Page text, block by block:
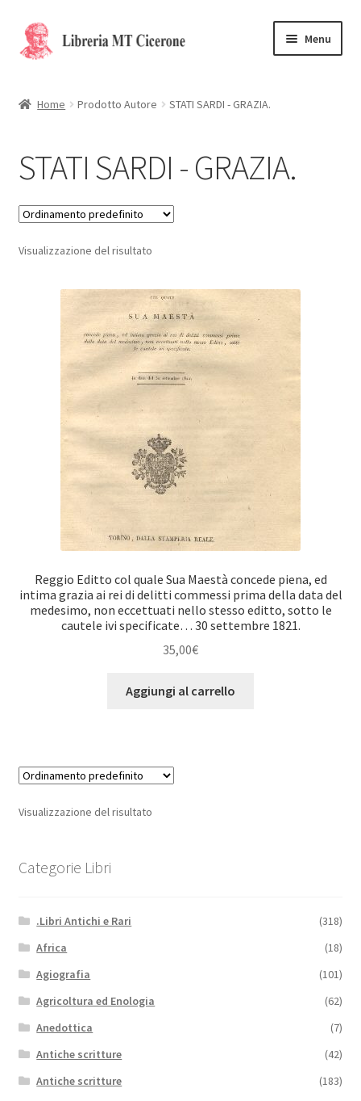
Vai
alla
Vai
al
Menu
La Storia
Contattaci
Cassa
Privacy Policy
Home Prodotto Autore STATI SARDI - GRAZIA.
STATI SARDI - GRAZIA.
Visualizzazione del risultato
Reggio Editto col quale Sua Maestà concede piena, ed
intima grazia ai rei di delitti commessi prima della data del
medesimo, non eccettuati nello stesso editto, sotto le
cautele ivi specificate… 30 settembre 1821.
35,00€
Aggiungi al carrello
Visualizzazione del risultato
Categorie Libri
.Libri Antichi e Rari
(318)
Africa
(18)
Agiografia
(101)
Agricoltura ed Enologia
(62)
Anedottica
(7)
Antiche scritture
(42)
Antiche scritture
(183)